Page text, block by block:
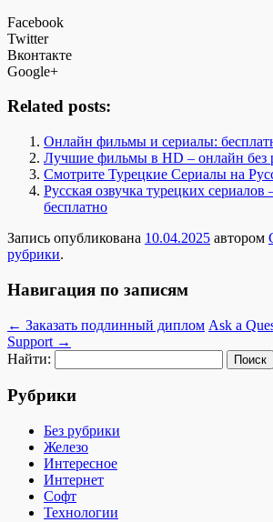
Facebook
Twitter
Вконтакте
Google+
Related posts:
Онлайн фильмы и сериалы:
Лучшие фильмы в HD – онлайн без
Смотрите Турецкие Сериалы на
Русская озвучка турецких сериалов
бесплатно
Запись опубликована 10.04.2025 автором
рубрики.
Навигация по записям
← Заказать подлинный диплом Ask a
Support →
Найти:
Рубрики
Без рубрики
Железо
Интересное
Интернет
Софт
Технологии